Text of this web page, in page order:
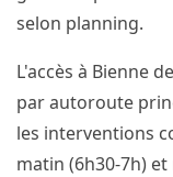
selon planning.
L'accès à Bienne
par autoroute
les interventions
matin (6h30-7h)